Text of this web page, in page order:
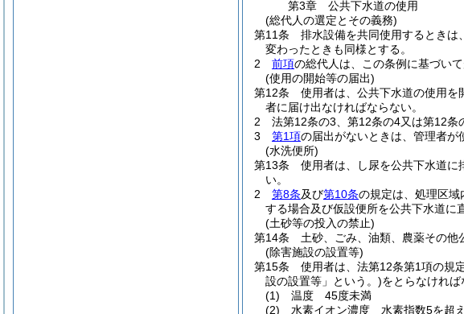
第3章
公共下水道の使用
(総代人の選定とその義務)
第11条
排水設備を共同使用するときは
変わったときも同様とする。
2
前項の総代人は、この条例に基づい
(使用の開始等の届出)
第12条
使用者は、公共下水道の使用を
者に届け出なければならない。
2
法第12条の3、第12条の4又は第12条
3
第1項の届出がないときは、管理者が
(水洗便所)
第13条
使用者は、し尿を公共下水道に
い。
2
第8条及び第10条の規定は、処理区
する場合及び仮設便所を公共下水道に
(土砂等の投入の禁止)
第14条
土砂、ごみ、油類、農薬その他
(除害施設の設置等)
第15条
使用者は、法第12条第1項の規
設の設置等」という。)をとらなければ
(1)
温度 45度未満
(2)
水素イオン濃度 水素指数5を超